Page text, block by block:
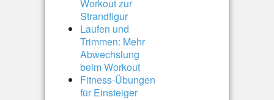
Workout zur
Strandfigur
Laufen und
Trimmen: Mehr
Abwechslung
beim Workout
Fitness-Übungen
für Einsteiger